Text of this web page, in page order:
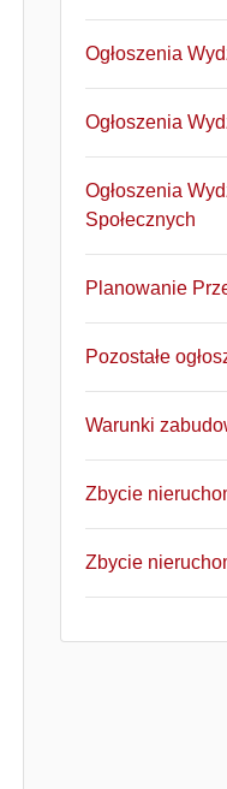
Ogłoszenia
Ogłoszenia
Ogłoszenia
Społecznych
Planowanie
Pozostałe
Warunki
Zbycie
Zbycie